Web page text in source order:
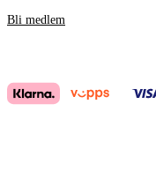
Bli medlem